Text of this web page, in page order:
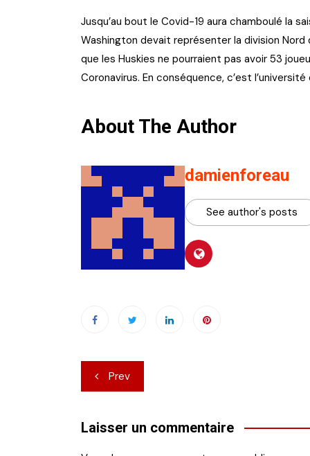
Jusqu’au bout le Covid-19 aura chamboulé la
Washington devait représenter la division
que les Huskies ne pourraient pas avoir 53
Coronavirus. En conséquence, c’est
About The Author
damienforeau
See author's posts
Navigation
de
l’article
Prev
Laisser un commentaire